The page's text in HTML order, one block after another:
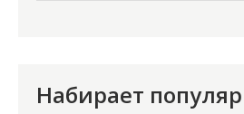
Набирает